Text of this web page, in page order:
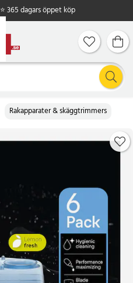
⭐ 365 dagars öppet köp
Rakapparater & skäggtrimmers